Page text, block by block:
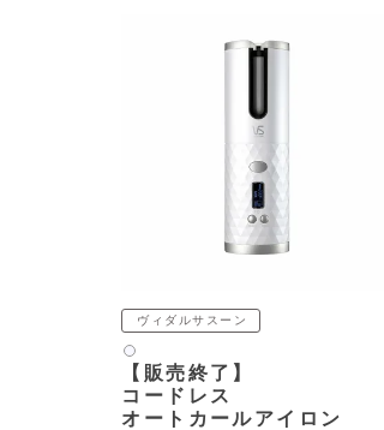
ヴィダルサスーン
白2
【販売終了】
コードレス
オートカールアイロン